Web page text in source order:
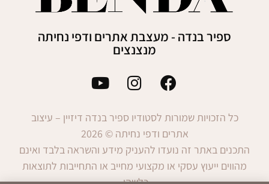
ספיר בנדה - מעצבת אתרים ודפי נחיתה
מנצנצים
כל הזכויות שמורות לסטודיו ספיר בנדה דיזיין – עיצוב
אתרים ודפי נחיתה © 2026
התכנים באתר זה נועדו להעניק מידע והשראה בלבד ואינם
מהווים ייעוץ עסקי או מקצועי מחייב או התחייבות לתוצאות